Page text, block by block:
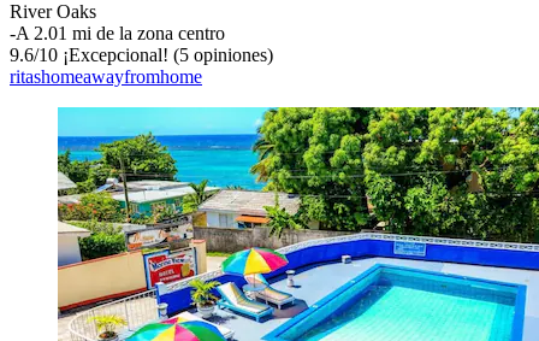
River Oaks
‐A 2.01 mi de la zona centro
9.6/10 ¡Excepcional! (5 opiniones)
ritashomeawayfromhome